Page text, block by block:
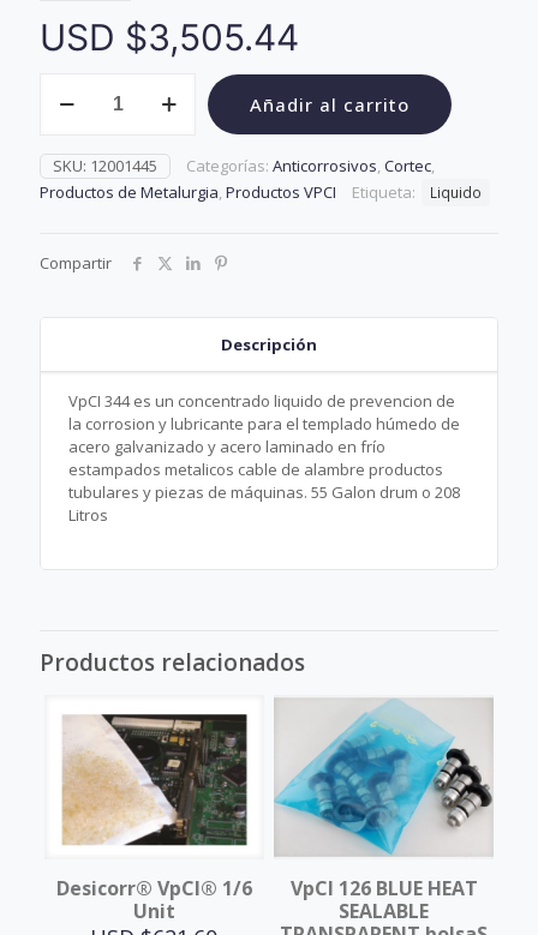
USD $3,505.44
344
Añadir al carrito
SKU: 12001445 Categorías: Anticorrosivos Cortec
Productos de Metalurgia Productos VPCI Etiqueta: Liquido
Compartir
Descripción
VpCI 344 es un concentrado liquido de prevencion de
la corrosion y lubricante para el templado húmedo de
acero galvanizado y acero laminado en frío
estampados metalicos cable de alambre productos
tubulares y piezas de máquinas. 55 Galon drum o 208
Litros
Productos relacionados
Desicorr® VpCI® 1/6
Unit
VpCI 126 BLUE HEAT
SEALABLE